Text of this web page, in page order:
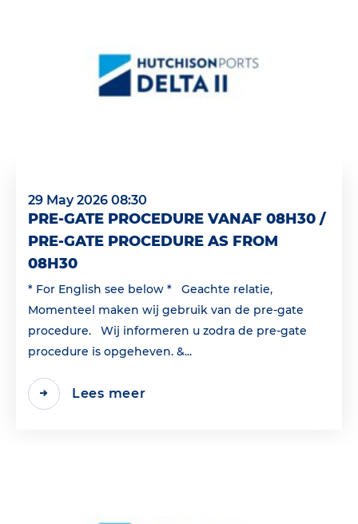
29 May 2026 08:30
PRE-GATE PROCEDURE VANAF 08H30 /
PRE-GATE PROCEDURE AS FROM
08H30
* For English see below * Geachte relatie,
Momenteel maken wij gebruik van de pre-gate
procedure. Wij informeren u zodra de pre-gate
procedure is opgeheven. &...
Lees meer